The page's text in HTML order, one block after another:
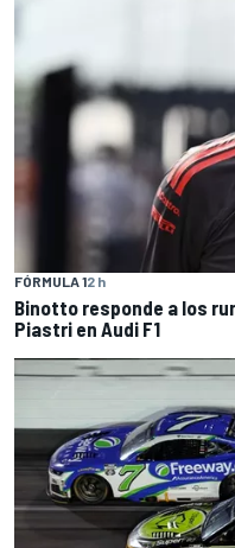
FÓRMULA 12 h
Binotto responde a los
Piastri en Audi F1